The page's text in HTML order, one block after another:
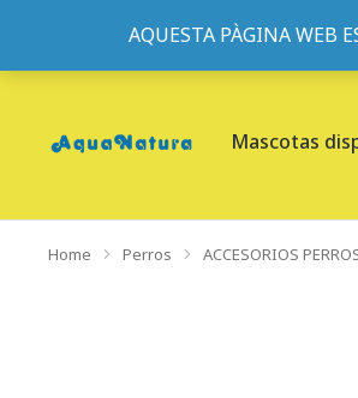
AQUESTA PÀGINA WEB
933095977-933152057-
Mascotas
You are here:
Home Perros ACCESORIOS